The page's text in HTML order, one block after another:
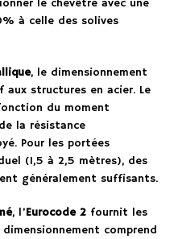
le chevêtre avec une
à celle des solives
, le dimensionnement
structures en acier. Le
du moment
la résistance
Pour les portées
(1,5 à 2,5 mètres), des
généralement suffisants.
, l’Eurocode 2 fournit les
comprend